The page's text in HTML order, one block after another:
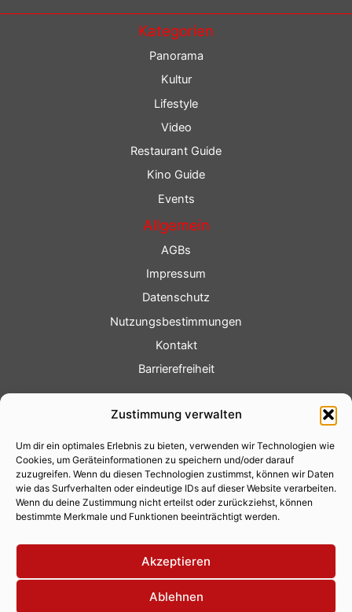
Zustimmung verwalten
Um dir ein optimales Erlebnis zu bieten, verwenden wir Technologien wie
Cookies, um Geräteinformationen zu speichern und/oder darauf
zuzugreifen. Wenn du diesen Technologien zustimmst, können wir Daten
wie das Surfverhalten oder eindeutige IDs auf dieser Website verarbeiten.
Wenn du deine Zustimmung nicht erteilst oder zurückziehst, können
bestimmte Merkmale und Funktionen beeinträchtigt werden.
Akzeptieren
Ablehnen
Kategorien
Panorama
Kultur
Lifestyle
Video
Restaurant Guide
Kino Guide
Events
Allgemein
AGBs
Impressum
Datenschutz
Nutzungsbestimmungen
Kontakt
Barrierefreiheit
Fotoservice
Videoservice
Werbung
Contenterstellung
Lokalnachrichten
Lokalfernsehen
Eventkalender